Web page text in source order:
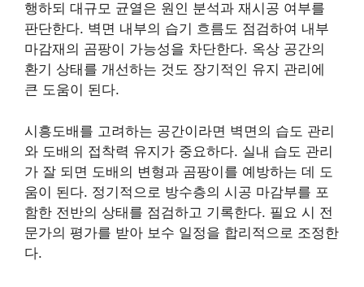
행하되 대규모 균열은 원인 분석과 재시공 여부를
판단한다. 벽면 내부의 습기 흐름도 점검하여 내부
마감재의 곰팡이 가능성을 차단한다. 옥상 공간의
환기 상태를 개선하는 것도 장기적인 유지 관리에
큰 도움이 된다.
시흥도배를 고려하는 공간이라면 벽면의 습도 관리
와 도배의 접착력 유지가 중요하다. 실내 습도 관리
가 잘 되면 도배의 변형과 곰팡이를 예방하는 데 도
움이 된다. 정기적으로 방수층의 시공 마감부를 포
함한 전반의 상태를 점검하고 기록한다. 필요 시 전
문가의 평가를 받아 보수 일정을 합리적으로 조정한
다.